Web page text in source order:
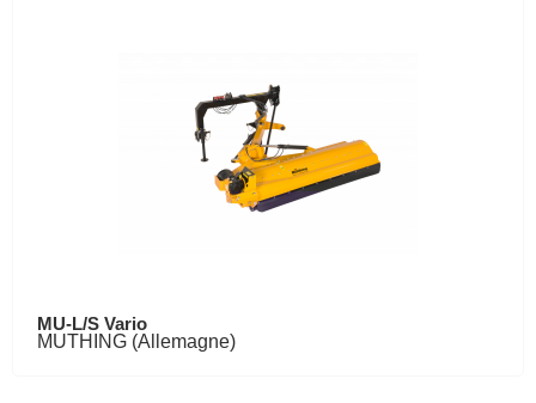
MU-L/S Vario
MUTHING (Allemagne)